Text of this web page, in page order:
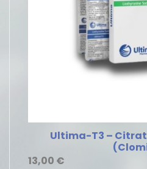
Ultima-T3 –
13,00 €